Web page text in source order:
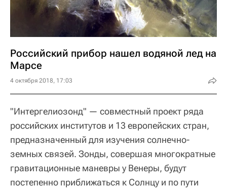
Российский прибор нашел водяной лед на
Марсе
4 октября 2018, 17:03
"Интергелиозонд" — совместный проект ряда
российских институтов и 13 европейских стран,
предназначенный для изучения солнечно-
земных связей. Зонды, совершая многократные
гравитационные маневры у Венеры, будут
постепенно приближаться к Солнцу и по пути